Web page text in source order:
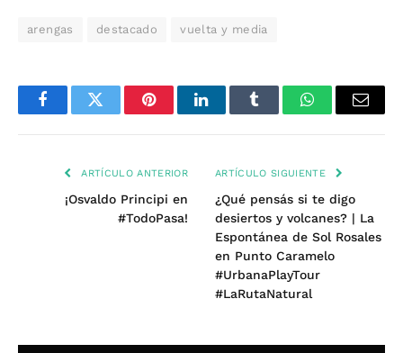
arengas destacado vuelta y media
FacebookTwitter PinterestLinkedInTumblr WhatsAppEmail
ARTÍCULO ANTERIOR
¡Osvaldo Principi en
#TodoPasa!
ARTÍCULO SIGUIENTE
¿Qué pensás si te digo
desiertos y volcanes? | La
Espontánea de Sol Rosales
en Punto Caramelo
#UrbanaPlayTour
#LaRutaNatural